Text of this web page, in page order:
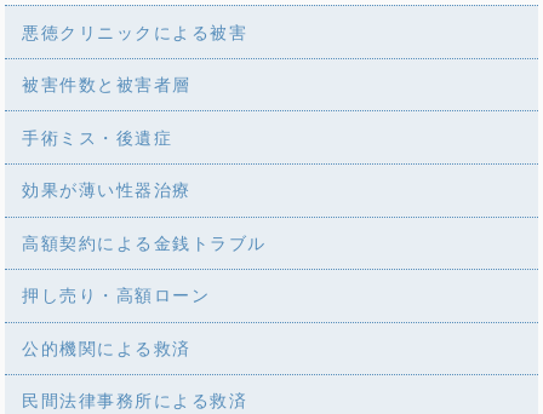
悪徳クリニックによる被害
被害件数と被害者層
手術ミス・後遺症
効果が薄い性器治療
高額契約による金銭トラブル
押し売り・高額ローン
公的機関による救済
民間法律事務所による救済